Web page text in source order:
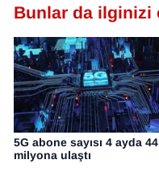
Bunlar da ilginizi
5G abone sayısı 4 ayda
milyona ulaştı